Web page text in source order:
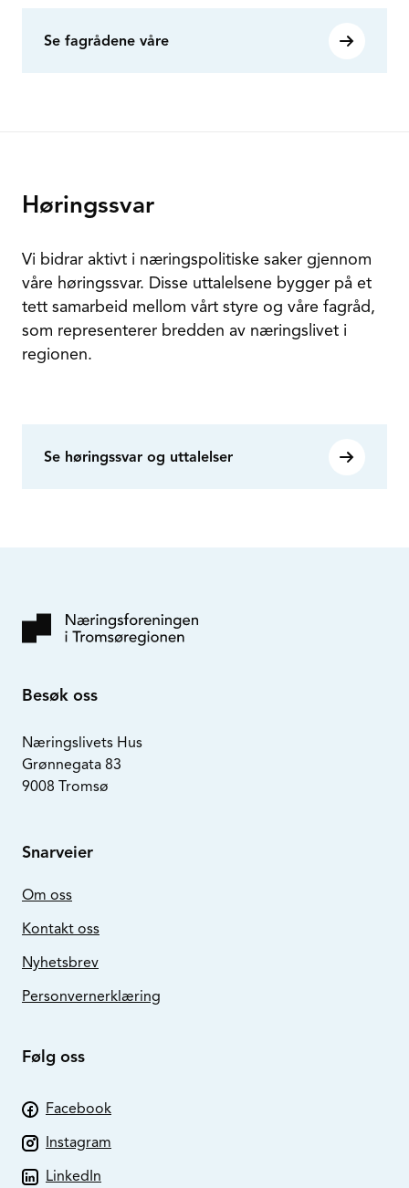
Se fagrådene våre
Høringssvar
Vi bidrar aktivt i næringspolitiske saker gjennom
våre høringssvar. Disse uttalelsene bygger på et
tett samarbeid mellom vårt styre og våre fagråd,
som representerer bredden av næringslivet i
regionen.
Se høringssvar og uttalelser
Besøk oss
Næringslivets Hus
Grønnegata 83
9008 Tromsø
Snarveier
Om oss
Kontakt oss
Nyhetsbrev
Personvernerklæring
Følg oss
Facebook
Instagram
LinkedIn